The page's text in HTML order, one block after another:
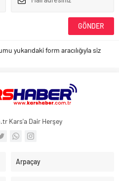
yukarıdaki form aracılığıyla siz
Kars'a Dair Herşey
Arpaçay